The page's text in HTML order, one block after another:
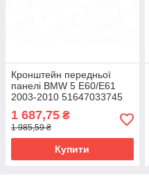
Кронштейн передньої
панелі BMW 5 E60/E61
2003-2010 51647033745
1 687,75 ₴
1 985,59 ₴
Купити